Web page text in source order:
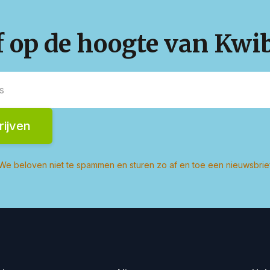
de hoogte van
beloven niet te spammen en sturen zo af en toe een